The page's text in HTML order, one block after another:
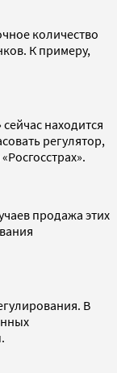
количество
К примеру,
находится
регулятор,
продажа этих
В